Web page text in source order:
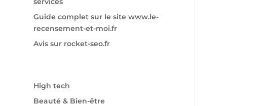
Guide complet sur le site www.le-
recensement-et-moi.fr
Avis sur rocket-seo.fr
High tech
Beauté & Bien-être